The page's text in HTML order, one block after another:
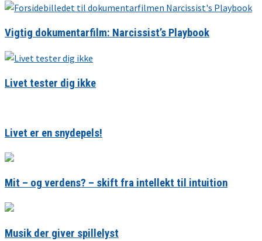
Vigtig dokumentarfilm: Narcissist’s Playbook
Livet tester dig ikke
Livet er en snydepels!
Mit – og verdens? – skift fra intellekt til intuition
Musik der giver spillelyst